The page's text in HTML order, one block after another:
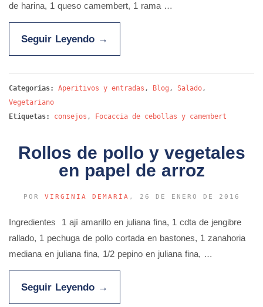
de harina, 1 queso camembert, 1 rama …
Seguir Leyendo →
Categorías: Aperitivos y entradas , Blog , Salado,
Vegetariano
Etiquetas:
consejos , Focaccia de cebollas y camembert
Rollos de pollo y vegetales
en papel de arroz
POR VIRGINIA DEMARÍA , 26 DE ENERO DE 2016
Ingredientes 1 ají amarillo en juliana fina, 1 cdta de jengibre
rallado, 1 pechuga de pollo cortada en bastones, 1 zanahoria
mediana en juliana fina, 1/2 pepino en juliana fina, …
Seguir Leyendo →